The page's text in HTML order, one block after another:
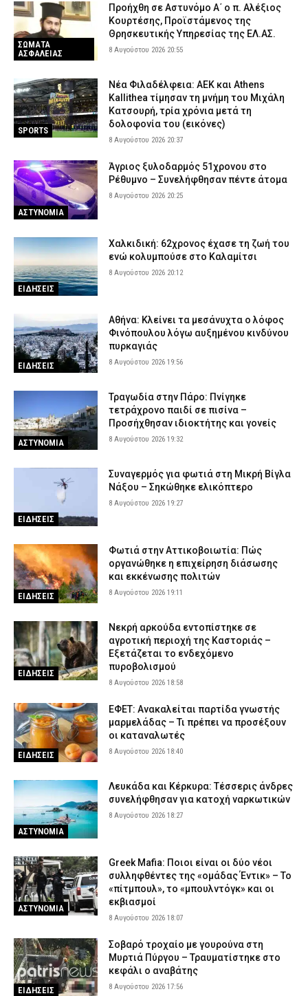
ΣΩΜΑΤΑ
ΑΣΦΑΛΕΙΑΣ
Προήχθη σε Αστυνόμο Α΄ ο π. Αλέξιος
Κουρτέσης, Προϊστάμενος της
Θρησκευτικής Υπηρεσίας της ΕΛ.ΑΣ.
8 Αυγούστου 2026 20:55
SPORTS
Νέα Φιλαδέλφεια: ΑΕΚ και Athens
Kallithea τίμησαν τη μνήμη του Μιχάλη
Κατσουρή, τρία χρόνια μετά τη
δολοφονία του (εικόνες)
8 Αυγούστου 2026 20:37
ΑΣΤΥΝΟΜΙΑ
Άγριος ξυλοδαρμός 51χρονου στο
Ρέθυμνο – Συνελήφθησαν πέντε άτομα
8 Αυγούστου 2026 20:25
ΕΙΔΗΣΕΙΣ
Χαλκιδική: 62χρονος έχασε τη ζωή του
ενώ κολυμπούσε στο Καλαμίτσι
8 Αυγούστου 2026 20:12
ΕΙΔΗΣΕΙΣ
Αθήνα: Κλείνει τα μεσάνυχτα ο λόφος
Φινόπουλου λόγω αυξημένου κινδύνου
πυρκαγιάς
8 Αυγούστου 2026 19:56
ΑΣΤΥΝΟΜΙΑ
Τραγωδία στην Πάρο: Πνίγηκε
τετράχρονο παιδί σε πισίνα –
Προσήχθησαν ιδιοκτήτης και γονείς
8 Αυγούστου 2026 19:32
ΕΙΔΗΣΕΙΣ
Συναγερμός για φωτιά στη Μικρή Βίγλα
Νάξου – Σηκώθηκε ελικόπτερο
8 Αυγούστου 2026 19:27
ΕΙΔΗΣΕΙΣ
Φωτιά στην Αττικοβοιωτία: Πώς
οργανώθηκε η επιχείρηση διάσωσης
και εκκένωσης πολιτών
8 Αυγούστου 2026 19:11
ΕΙΔΗΣΕΙΣ
Νεκρή αρκούδα εντοπίστηκε σε
αγροτική περιοχή της Καστοριάς –
Εξετάζεται το ενδεχόμενο
πυροβολισμού
8 Αυγούστου 2026 18:58
ΕΙΔΗΣΕΙΣ
ΕΦΕΤ: Ανακαλείται παρτίδα γνωστής
μαρμελάδας – Τι πρέπει να προσέξουν
οι καταναλωτές
8 Αυγούστου 2026 18:40
ΑΣΤΥΝΟΜΙΑ
Λευκάδα και Κέρκυρα: Τέσσερις άνδρες
συνελήφθησαν για κατοχή ναρκωτικών
8 Αυγούστου 2026 18:27
ΑΣΤΥΝΟΜΙΑ
Greek Mafia: Ποιοι είναι οι δύο νέοι
συλληφθέντες της «ομάδας Έντικ» – Το
«πίτμπουλ», το «μπουλντόγκ» και οι
εκβιασμοί
8 Αυγούστου 2026 18:07
ΕΙΔΗΣΕΙΣ
Σοβαρό τροχαίο με γουρούνα στη
Μυρτιά Πύργου – Τραυματίστηκε στο
κεφάλι ο αναβάτης
8 Αυγούστου 2026 17:56